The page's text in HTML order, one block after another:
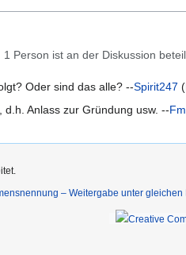
1 Person ist an der Diskussion
Oder sind das alle? --Spirit247 (
Anlass zur Gründung usw. --
– Weitergabe unter gleichen